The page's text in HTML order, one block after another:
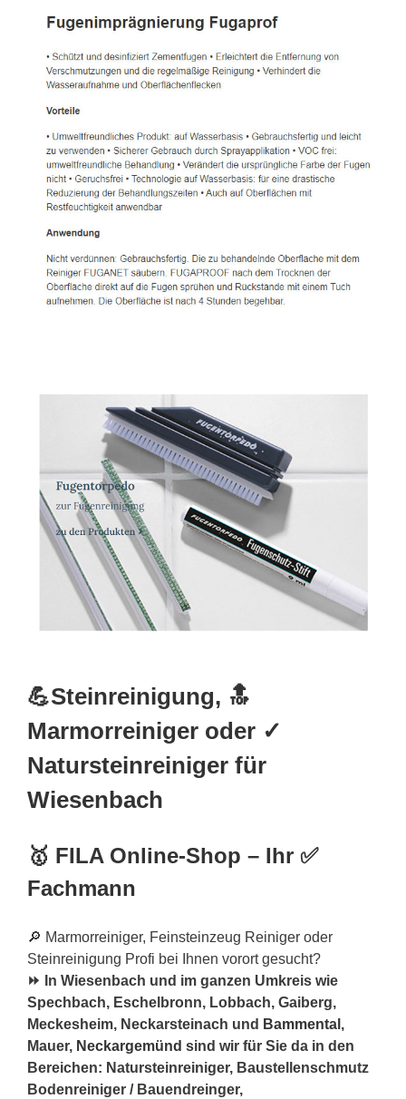
💪Steinreinigung, 🔝
Marmorreiniger oder ✓
Natursteinreiniger für
Wiesenbach
🥇 FILA Online-Shop – Ihr ✅
Fachmann
🔎 Marmorreiniger, Feinsteinzeug Reiniger oder
Steinreinigung Profi bei Ihnen vorort gesucht?
⏩ In Wiesenbach und im ganzen Umkreis wie
Spechbach, Eschelbronn, Lobbach, Gaiberg,
Meckesheim, Neckarsteinach und Bammental ,
Mauer, Neckargemünd sind wir für Sie da in den
Bereichen: Natursteinreiniger, Baustellenschmutz
Bodenreiniger / Bauendreinger,